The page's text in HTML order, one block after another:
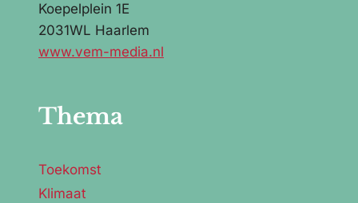
Koepelplein 1E
2031WL Haarlem
www.vem-media.nl
Thema
Toekomst
Klimaat